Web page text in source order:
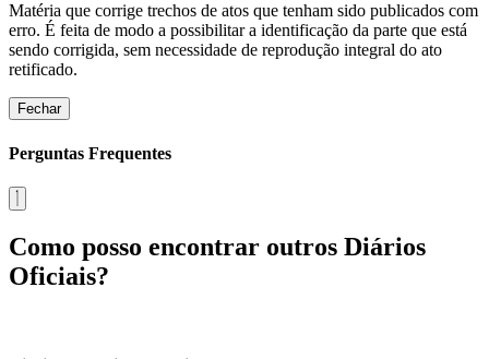
Matéria que corrige trechos de atos que tenham sido publicados com
erro. É feita de modo a possibilitar a identificação da parte que está
sendo corrigida, sem necessidade de reprodução integral do ato
retificado.
Fechar
Perguntas Frequentes
Como posso encontrar outros Diários
Oficiais?